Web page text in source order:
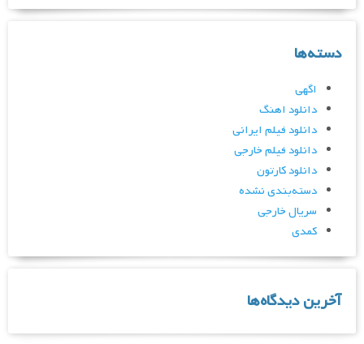
دسته‌ها
اگهی
دانلود اهنگ
دانلود فیلم ایرانی
دانلود فیلم خارجی
دانلود کارتون
دسته‌بندی نشده
سریال خارجی
کمدی
آخرین دیدگاه‌ها